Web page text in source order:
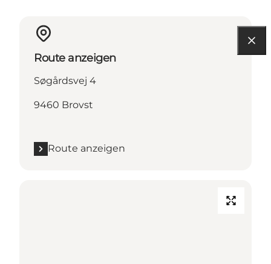
Route anzeigen
Søgårdsvej 4
9460 Brovst
Route anzeigen